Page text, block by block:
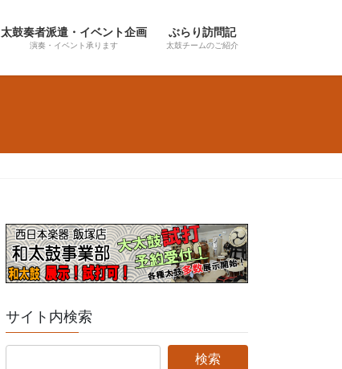
太鼓奏者派遣・イベント企画
演奏・イベント承ります
ぶらり訪問記
太鼓チームのご紹介
サイト内検索